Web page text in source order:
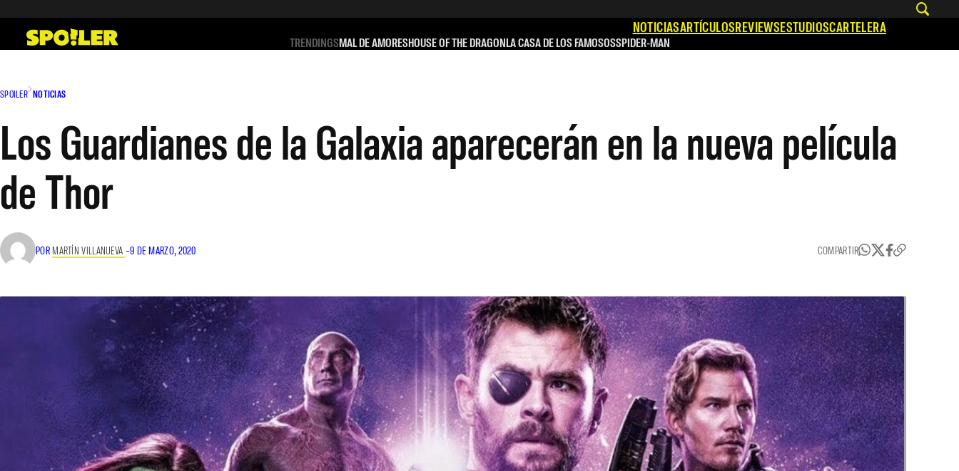
contenido
NOTICIASARTÍCULOSREVIEWSESTUDIOSCARTELERA
TRENDINGSMAL DE AMORESHOUSE OF THE DRAGONLA CASA DE LOS FAMOSOSSPIDER-MAN
SPOILER NOTICIAS
Los Guardianes de la Galaxia aparecerán en la nueva película
de Thor
POR MARTÍN VILLANUEVA –9 DE MARZO, 2020 COMPARTIR